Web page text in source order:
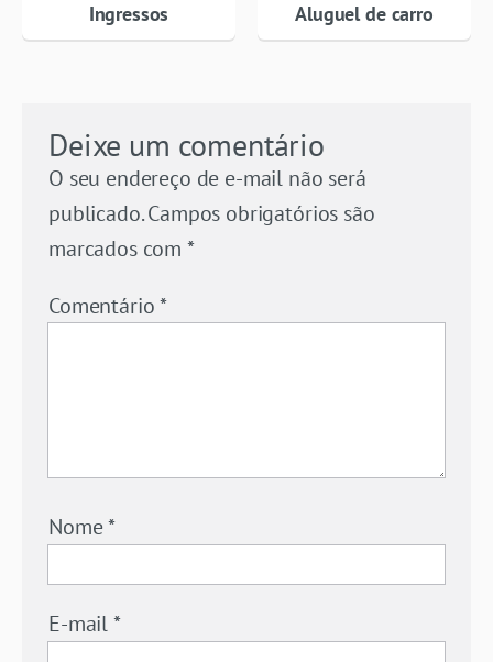
Ingressos Aluguel de carro
Deixe um comentário
O seu endereço de e-mail não será
publicado. Campos obrigatórios são
marcados com *
Comentário*
Nome*
E-mail*